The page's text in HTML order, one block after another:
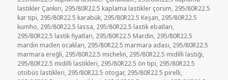
lastikler Çankırı, 295/80R22.5 kaplama lastikler çorum, 295/80R22.5
kar tipi, 295/80R22.5 karabük, 295/80R22.5 Keşan, 295/80R22.5
kumho, 295/80R22.5 lassa, 295/80R22.5 lastik ebatları,
295/80R22.5 lastik fiyatları, 295/80R22.5 Mardin, 295/80R22.5
mardin maden ocakları, 295/80R22.5 marmara adası, 295/80R22.5
marmara ereğli, 295/80R22.5 michelin, 295/80R22.5 midilli lastiği,
295/80R22.5 midilli lastikleri, 295/80R22.5 ön tipi, 295/80R22.5
otobüs lastikleri, 295/80R22.5 otogar, 295/80R22.5 pirelli,